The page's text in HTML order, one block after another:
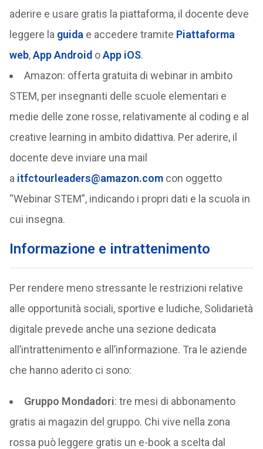
aderire e usare gratis la piattaforma, il docente deve
leggere la guida e accedere tramite Piattaforma
web,App Android oApp iOS.
Amazon: offerta gratuita di webinar in ambito
STEM, per insegnanti delle scuole elementari e
medie delle zone rosse, relativamente al coding e al
creative learning in ambito didattiva. Per aderire, il
docente deve inviare una mail
a itfctourleaders@amazon.comcon oggetto
“Webinar STEM”, indicando i propri dati e la scuola in
cui insegna.
Informazione e intrattenimento
Per rendere meno stressante le restrizioni relative
alle opportunità sociali, sportive e ludiche, Solidarietà
digitale prevede anche una sezione dedicata
all’intrattenimento e all’informazione. Tra le aziende
che hanno aderito ci sono:
Gruppo Mondadori: tre mesi di abbonamento
gratis ai magazin del gruppo. Chi vive nella zona
rossa può leggere gratis un e-book a scelta dal